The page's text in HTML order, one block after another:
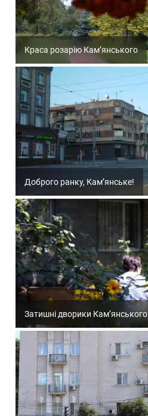
Краса розарію Кам’янського
Доброго ранку, Кам’янське!
Затишні дворики Кам’янського